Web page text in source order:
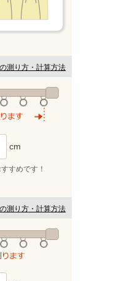
ブルー
測り方・計算方法
すめです！
測り方・計算方法